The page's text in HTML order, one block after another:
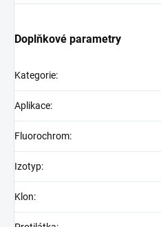
Doplňkové parametry
Kategorie:
Aplikace:
Fluorochrom:
Izotyp:
Klon: